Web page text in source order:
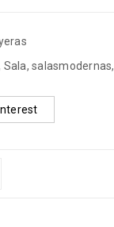
Sala, salasmodernas,